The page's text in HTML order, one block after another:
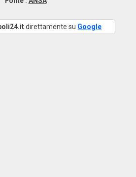
direttamente su Google